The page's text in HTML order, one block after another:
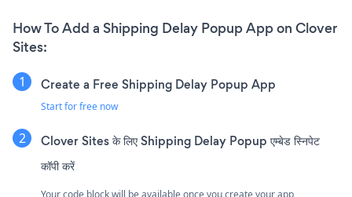
How To Add a Shipping Delay Popup App on Clover
Sites:
Create a Free Shipping Delay Popup App
Start for free now
Clover Sites के लिए Shipping Delay Popup एम्बेड स्निपेट
कॉपी करें
Your code block will be available once you create your app